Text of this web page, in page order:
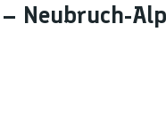
Neubruch-